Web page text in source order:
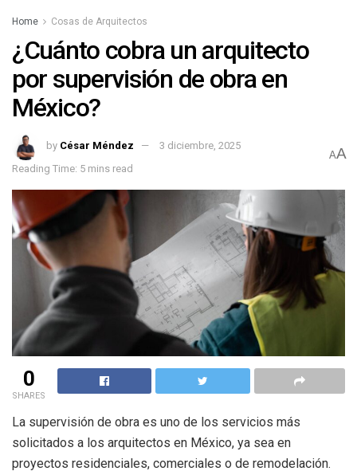
Home Cosas de Arquitectos
¿Cuánto cobra un arquitecto
por supervisión de obra en
México?
by César Méndez
3 diciembre, 2025
Reading Time: 5 mins read
AA
0
SHARES
La supervisión de obra es uno de los servicios más
solicitados a los arquitectos en México, ya sea en
proyectos residenciales, comerciales o de remodelación.